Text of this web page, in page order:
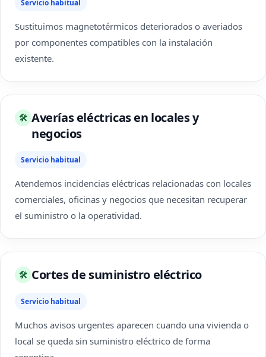
Servicio habitual
Sustituimos magnetotérmicos deteriorados o averiados
por componentes compatibles con la instalación
existente.
🛠 Averías eléctricas en locales y
negocios
Servicio habitual
Atendemos incidencias eléctricas relacionadas con locales
comerciales, oficinas y negocios que necesitan recuperar
el suministro o la operatividad.
🛠 Cortes de suministro eléctrico
Servicio habitual
Muchos avisos urgentes aparecen cuando una vivienda o
local se queda sin suministro eléctrico de forma